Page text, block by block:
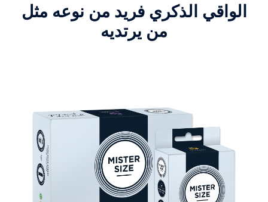
الواقي الذكري فريد من نوعه مثل
من يرتديه